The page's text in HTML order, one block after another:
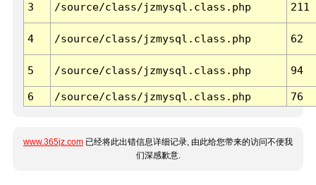
3 /source/class/jzmysql.class.php 211
4 /source/class/jzmysql.class.php 62
5 /source/class/jzmysql.class.php 94
6 /source/class/jzmysql.class.php 76
www.365jz.com 已经将此出错信息详细记录, 由此给您带来的访问不便我
们深感歉意.